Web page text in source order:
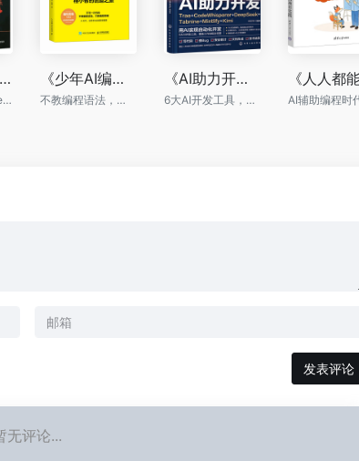
《Agentic AI智能体应用开发》（第2版）
深入探讨构建Agentic系统的各种设计模式，给出复杂场景多智能体架构的实现方案
《少年AI编程启蒙：程小智的创造之旅》
不教编程语法，只教编程思维，AI时代会思考比会编程更重要
《AI助力开发》
6大AI开发工具，覆盖工作流全场景
发表评论
无评论...